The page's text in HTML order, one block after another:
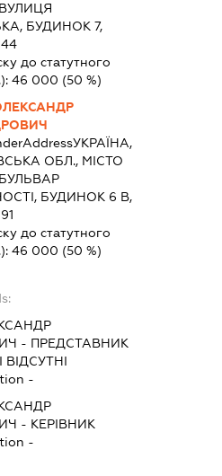
БУДИНОК 7,
до статутного
46 000 (50 %)
УКРАЇНА,
ОБЛ., МІСТО
БУДИНОК 6 В,
до статутного
46 000 (50 %)
- ПРЕДСТАВНИК
-
- КЕРІВНИК
-